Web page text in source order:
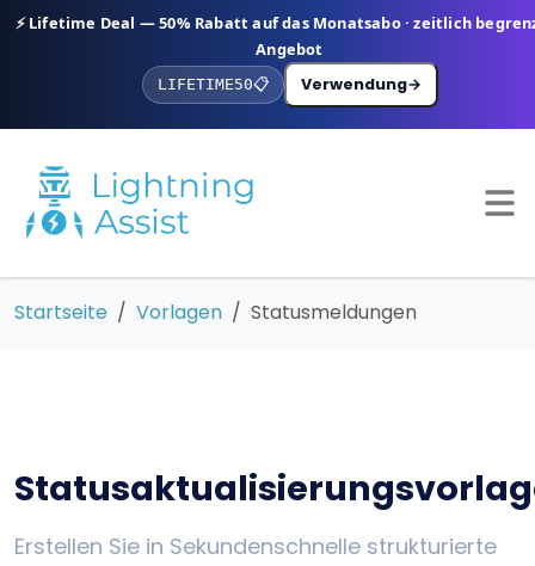
⚡ Lifetime Deal — 50% Rabatt auf das Monatsabo · zeitlich
Angebot
LIFETIME50📋 Verwendung→
Startseite Vorlagen Statusmeldungen
Erstellen Sie in Sekundenschnelle strukturierte